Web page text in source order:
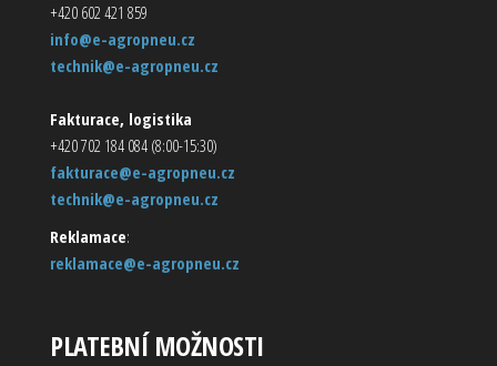
+420 602 421 859
info@e-agropneu.cz
technik@e-agropneu.cz
Fakturace, logistika
+420 702 184 084 (8:00-15:30)
fakturace@e-agropneu.cz
technik@e-agropneu.cz
Reklamace:
reklamace@e-agropneu.cz
PLATEBNÍ MOŽNOSTI